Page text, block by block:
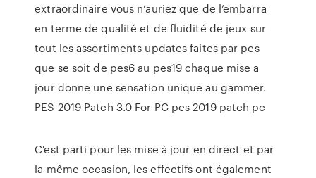
extraordinaire vous n’auriez que de l’embarra
en terme de qualité et de fluidité de jeux sur
tout les assortiments updates faites par pes
que se soit de pes6 au pes19 chaque mise a
jour donne une sensation unique au gammer.
PES 2019 Patch 3.0 For PC pes 2019 patch pc
C'est parti pour les mise à jour en direct et par
la même occasion, les effectifs ont également